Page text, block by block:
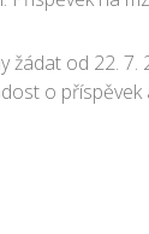
žádat od 22.
o